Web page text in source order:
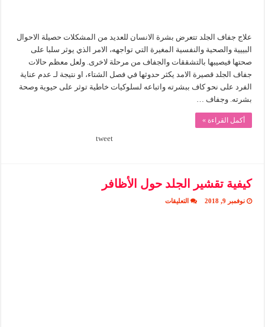
علاج جفاف الجلد تتعرض بشرة الانسان للعديد من المشكلات حصيلة الاحوال
البييية والصحية والنفسية المغيرة التي تواجهه، الامر الذي يوثر سلبا على
صحتها فيصيبها بالتشققات والجفاف من مرحلة لاخرى. ولعل معظم حالات
جفاف الجلد قصيرة الامد يكثر حدوثها في فصل الشتاء، او نتيجة لـ عدم عناية
الفرد على نحو كاف ببشرته واتباعه لسلوكيات خاطية توثر على حيوية وصحة
بشرته. وجفاف …
أكمل القراءة »
tweet
كيفية تقشير الجلد حول الأظافر
نوفمبر 9, 2018 التعليقاتعلى